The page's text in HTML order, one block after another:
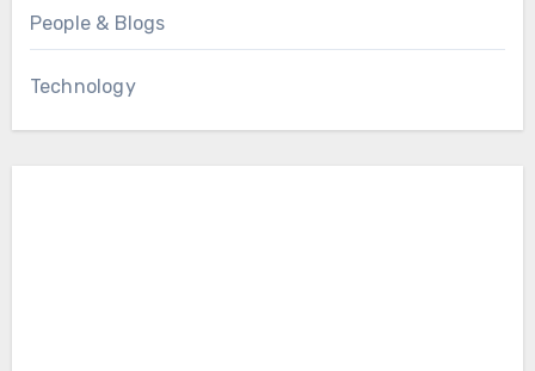
People & Blogs
Technology